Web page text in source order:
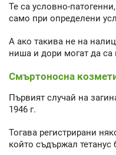
Те са условно-
само при определени
А ако такива не на
ниша и дори могат да са
Смъртоносна
Първият случай на
1946 г.
Тогава регистрирани
който съдържал тетанус